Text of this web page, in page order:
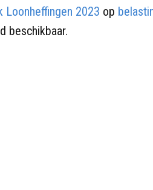
Loonheffingen 2023 op
beschikbaar.